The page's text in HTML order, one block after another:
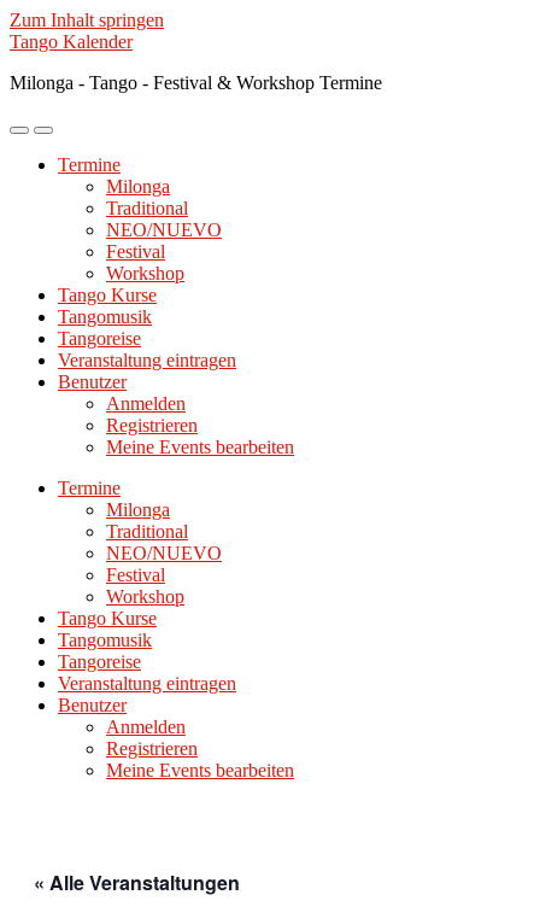
Zum Inhalt springen
Tango Kalender
Milonga - Tango - Festival & Workshop Termine
Mobile-
ein-/ausblenden
Suchfeld
ein-/ausblenden
Termine
Milonga
Traditional
NEO/NUEVO
Festival
Workshop
Tango Kurse
Tangomusik
Tangoreise
Veranstaltung eintragen
Benutzer
Anmelden
Registrieren
Meine Events bearbeiten
Termine
Milonga
Traditional
NEO/NUEVO
Festival
Workshop
Tango Kurse
Tangomusik
Tangoreise
Veranstaltung eintragen
Benutzer
Anmelden
Registrieren
Meine Events bearbeiten
« Alle Veranstaltungen